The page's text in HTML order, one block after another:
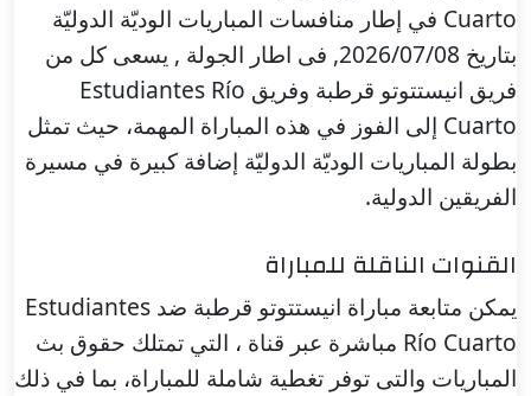
Cuarto في إطار منافسات المباريات الوديّة الدوليّة
بتاريخ 2026/07/08, فى اطار الجولة , يسعى كل من
فريق انيستتوتو قرطبة وفريق Estudiantes Río
Cuarto إلى الفوز في هذه المباراة المهمة، حيث تمثل
بطولة المباريات الوديّة الدوليّة إضافة كبيرة في مسيرة
الفريقين الدولية.
القنوات الناقلة للمباراة
يمكن متابعة مباراة انيستتوتو قرطبة ضد Estudiantes
Río Cuarto مباشرة عبر قناة ، التي تمتلك حقوق بث
المباريات والتى توفر تغطية شاملة للمباراة، بما في ذلك